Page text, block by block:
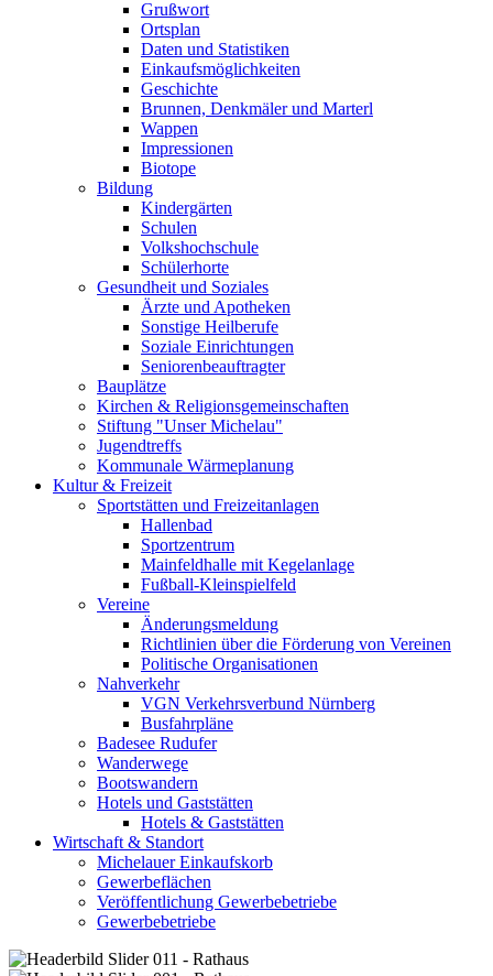
Grußwort
Ortsplan
Daten und Statistiken
Einkaufsmöglichkeiten
Geschichte
Brunnen, Denkmäler und Marterl
Wappen
Impressionen
Biotope
Bildung
Kindergärten
Schulen
Volkshochschule
Schülerhorte
Gesundheit und Soziales
Ärzte und Apotheken
Sonstige Heilberufe
Soziale Einrichtungen
Seniorenbeauftragter
Bauplätze
Kirchen & Religionsgemeinschaften
Stiftung "Unser Michelau"
Jugendtreffs
Kommunale Wärmeplanung
Kultur & Freizeit
Sportstätten und Freizeitanlagen
Hallenbad
Sportzentrum
Mainfeldhalle mit Kegelanlage
Fußball-Kleinspielfeld
Vereine
Änderungsmeldung
Richtlinien über die Förderung von Vereinen
Politische Organisationen
Nahverkehr
VGN Verkehrsverbund Nürnberg
Busfahrpläne
Badesee Rudufer
Wanderwege
Bootswandern
Hotels und Gaststätten
Hotels & Gaststätten
Wirtschaft & Standort
Michelauer Einkaufskorb
Gewerbeflächen
Veröffentlichung Gewerbebetriebe
Gewerbebetriebe